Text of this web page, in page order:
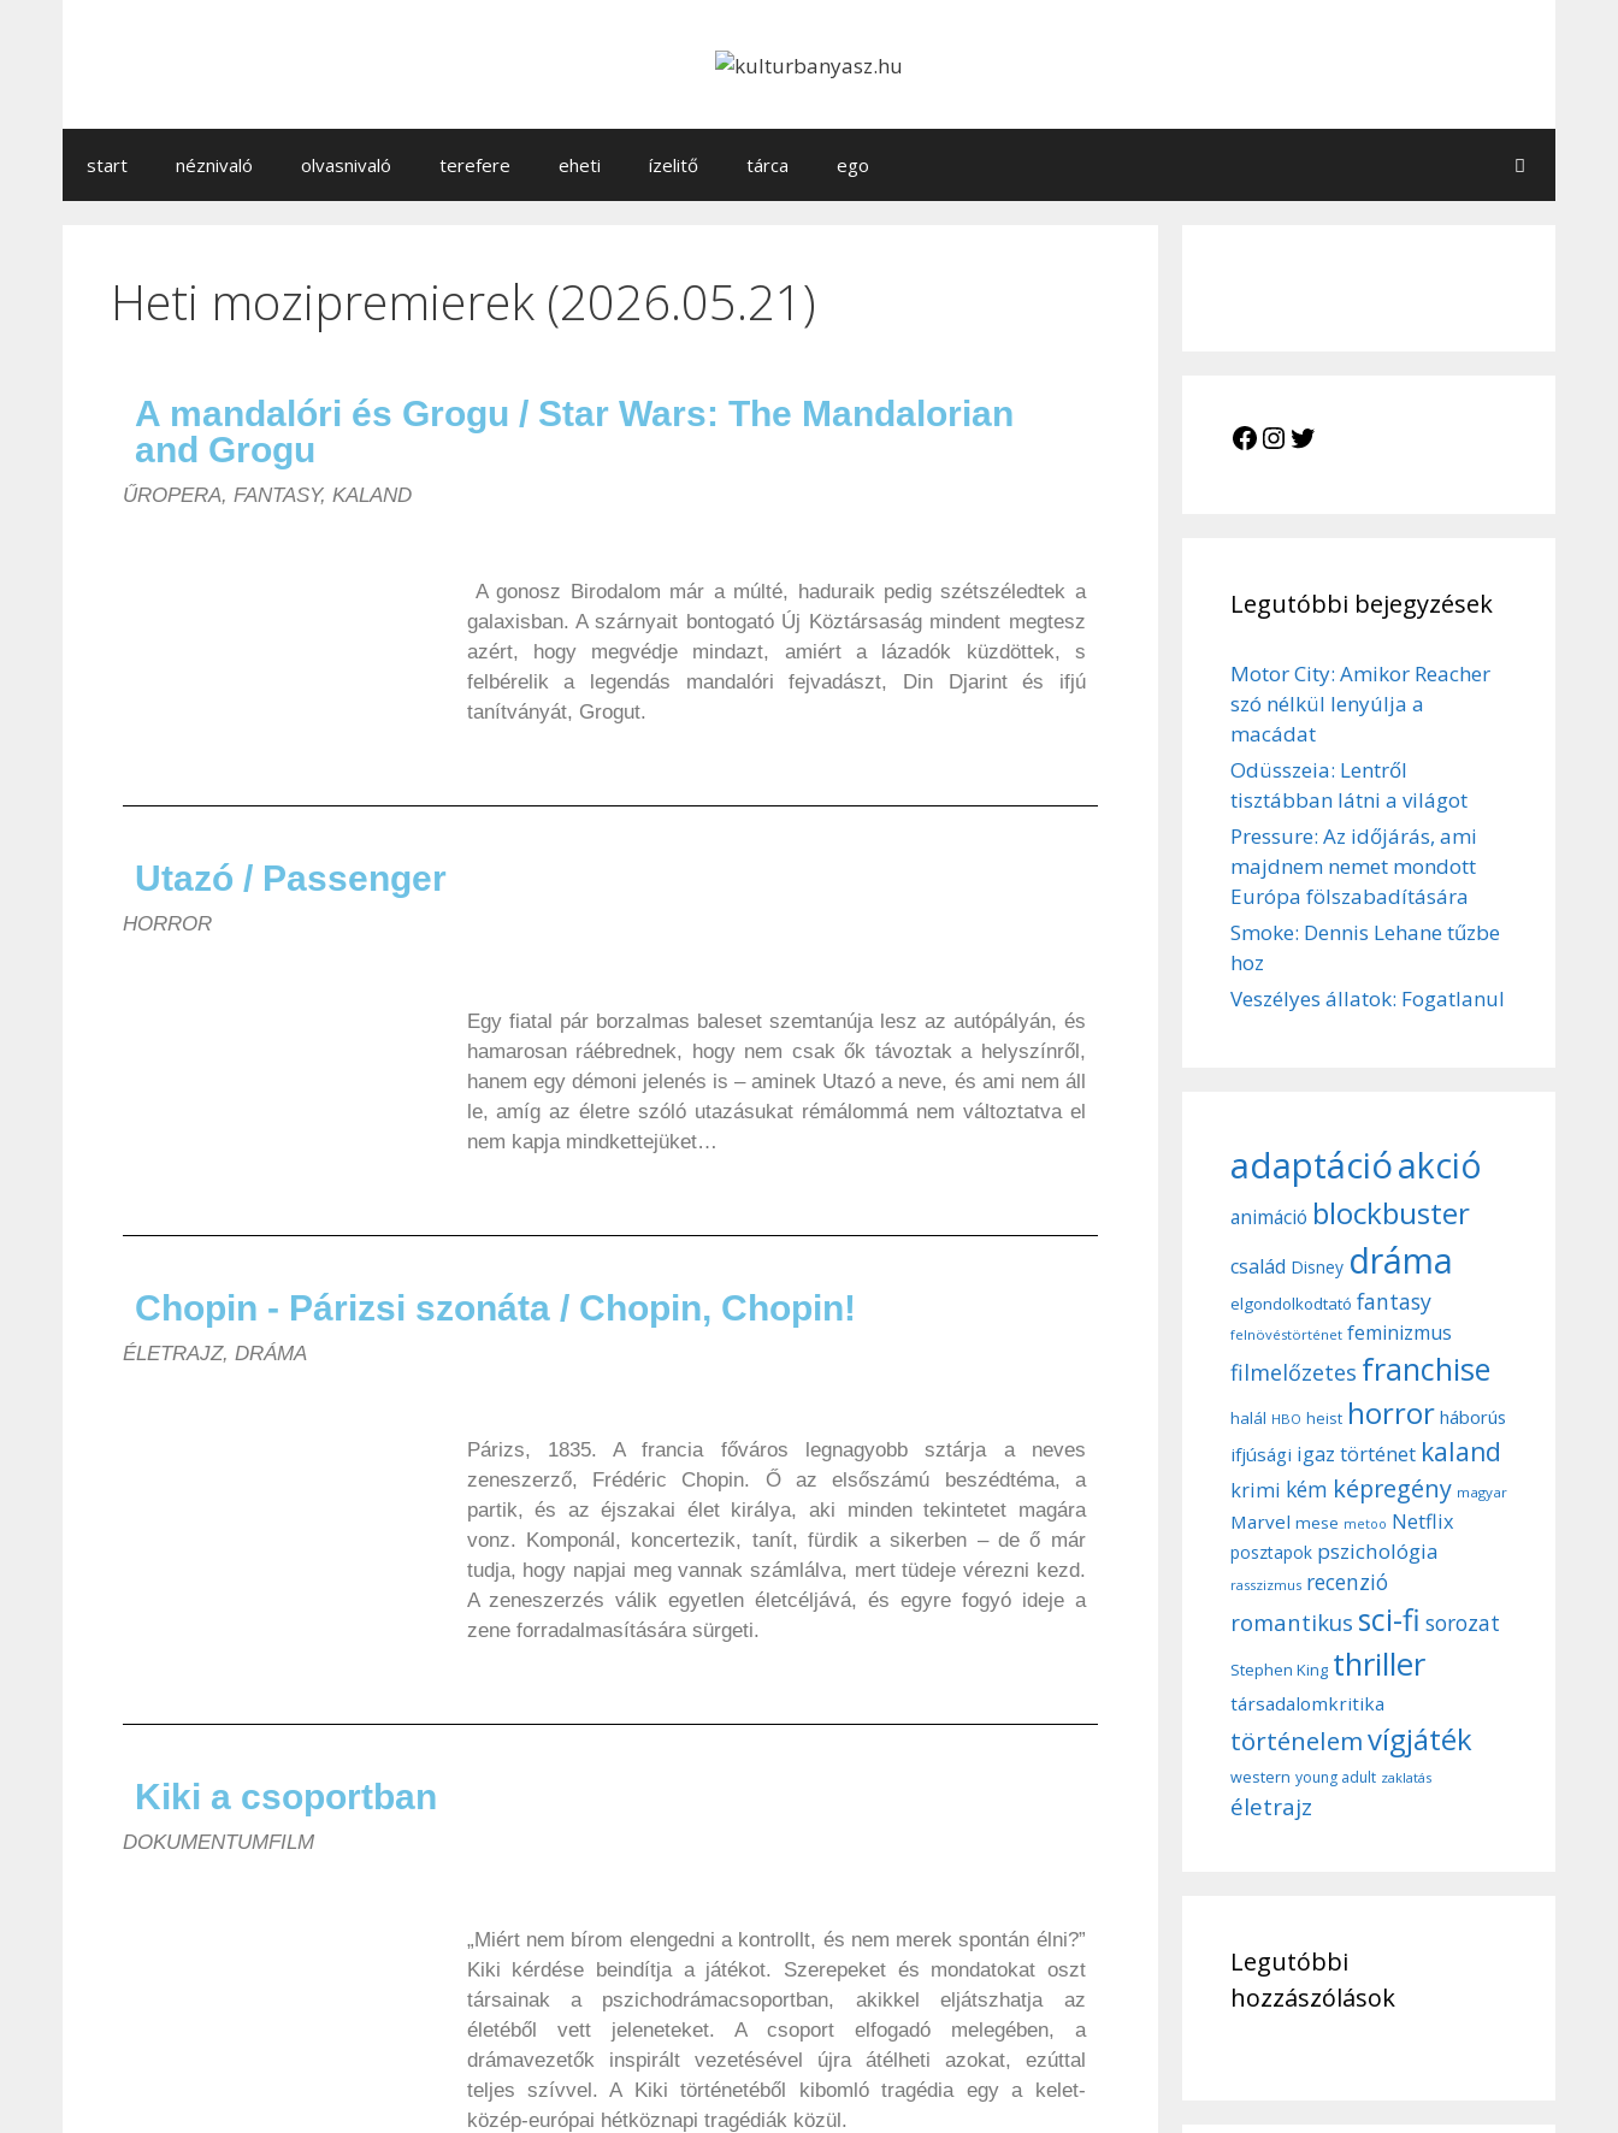
start néznivaló olvasnivaló terefere eheti ízelitő tárca ego
Heti mozipremierek (2026.05.21)
A mandalóri és Grogu / Star Wars: The Mandalorian
and Grogu
ŰROPERA, FANTASY, KALAND
A gonosz Birodalom már a múlté, haduraik pedig szétszéledtek a
galaxisban. A szárnyait bontogató Új Köztársaság mindent megtesz
azért, hogy megvédje mindazt, amiért a lázadók küzdöttek, s
felbérelik a legendás mandalóri fejvadászt, Din Djarint és ifjú
tanítványát, Grogut.
Utazó / Passenger
HORROR
Egy fiatal pár borzalmas baleset szemtanúja lesz az autópályán, és
hamarosan ráébrednek, hogy nem csak ők távoztak a helyszínről,
hanem egy démoni jelenés is – aminek Utazó a neve, és ami nem áll
le, amíg az életre szóló utazásukat rémálommá nem változtatva el
nem kapja mindkettejüket…
Chopin - Párizsi szonáta / Chopin, Chopin!
ÉLETRAJZ, DRÁMA
Párizs, 1835. A francia főváros legnagyobb sztárja a neves
zeneszerző, Frédéric Chopin. Ő az elsőszámú beszédtéma, a
partik, és az éjszakai élet királya, aki minden tekintetet magára
vonz. Komponál, koncertezik, tanít, fürdik a sikerben – de ő már
tudja, hogy napjai meg vannak számlálva, mert tüdeje vérezni kezd.
A zeneszerzés válik egyetlen életcéljává, és egyre fogyó ideje a
zene forradalmasítására sürgeti.
Kiki a csoportban
DOKUMENTUMFILM
„Miért nem bírom elengedni a kontrollt, és nem merek spontán élni?”
Kiki kérdése beindítja a játékot. Szerepeket és mondatokat oszt
társainak a pszichodrámacsoportban, akikkel eljátszhatja az
életéből vett jeleneteket. A csoport elfogadó melegében, a
drámavezetők inspirált vezetésével újra átélheti azokat, ezúttal
teljes szívvel. A Kiki történetéből kibomló tragédia egy a kelet-
közép-európai hétköznapi tragédiák közül.
Legutóbbi bejegyzések
Motor City: Amikor Reacher
szó nélkül lenyúlja a
macádat
Odüsszeia: Lentről
tisztábban látni a világot
Pressure: Az időjárás, ami
majdnem nemet mondott
Európa fölszabadítására
Smoke: Dennis Lehane tűzbe
hoz
Veszélyes állatok: Fogatlanul
adaptációakció
animáció blockbuster
család Disney dráma
elgondolkodtató fantasy
felnövéstörténet feminizmus
filmelőzetes franchise
halál HBO heist horror háborús
ifjúsági igaz történet kaland
krimi kém képregény magyar
Marvel mese metoo Netflix
posztapok pszichológia
rasszizmus recenzió
romantikus sci-fi sorozat
Stephen King thriller
társadalomkritika
történelemvígjáték
western young adult zaklatás
életrajz
Legutóbbi
hozzászólások